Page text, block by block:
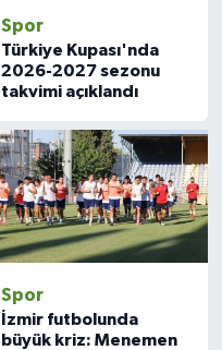
Spor
Türkiye Kupası'nda
2026-2027 sezonu
takvimi açıklandı
Spor
İzmir futbolunda
büyük kriz: Menemen